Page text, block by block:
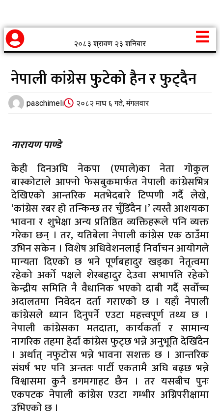
२०८३ श्रावण २३ शनिबार
नेपाली कांग्रेस फुटेको हैन र फुट्दैन
paschimeli २०८२ माघ ६ गते, मंगलवार
नारायण पाण्डे
केही दिनअघि नेकपा (एमाले)का नेता गोकुल
बास्कोटाले आफ्नो फेसबुकमार्फत नेपाली कांग्रेसभित्र
देखिएको आन्तरिक मतभेदबारे टिप्पणी गर्दै लेखे,
‘कांग्रेस रबर हो तन्किन्छ तर चुँडिँदैन ।’ त्यस्तै आशयका
भावना र शुभेक्षा अन्य प्रतिष्ठित व्यक्तिहरूले पनि व्यक्त
गरेका छन् । तर, यतिबेला नेपाली कांग्रेस एक ठाउँमा
उभिन सकेन । विशेष अधिवेशनलाई निर्वाचन आयोगले
मान्यता दिएको छ भने पूर्णबहादुर खड्का नेतृत्वमा
रहेको अर्को पक्षले शेरबहादुर देउवा सभापति रहेको
केन्द्रीय समिति नै वैधानिक भएको दाबी गर्दै सर्वोच्च
अदालतमा निवेदन दर्ता गराएको छ । यहाँ नेपाली
कांग्रेसले ध्यान दिनुपर्ने एउटा महत्त्वपूर्ण तथ्य छ ।
नेपाली कांग्रेसका मतदाता, कार्यकर्ता र सामान्य
नागरिक तहमा हेर्दा कांग्रेस फुट्छ भन्ने अनुभूति देखिँदैन
। अर्थात् नफुटोस भन्ने भावना सशक्त छ । आन्तरिक
संघर्ष भए पनि अन्ततः पार्टी एकतामै अघि बढ्छ भन्ने
विश्वासमा कुनै डगमगाहट छैन । तर यसबीच पुनः
एकपटक नेपाली कांग्रेस एउटा गम्भीर अग्निपरीक्षामा
उभिएको छ ।